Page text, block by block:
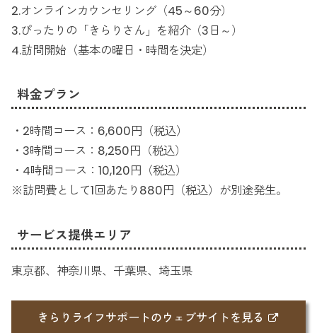
2.オンラインカウンセリング（45～60分）
3.ぴったりの「きらりさん」を紹介（3日～）
4.訪問開始（基本の曜日・時間を決定）
料金プラン
・2時間コース：6,600円（税込）
・3時間コース：8,250円（税込）
・4時間コース：10,120円（税込）
※訪問費として1回あたり880円（税込）が別途発生。
サービス提供エリア
東京都、神奈川県、千葉県、埼玉県
きらりライフサポートのウェブサイトを見る